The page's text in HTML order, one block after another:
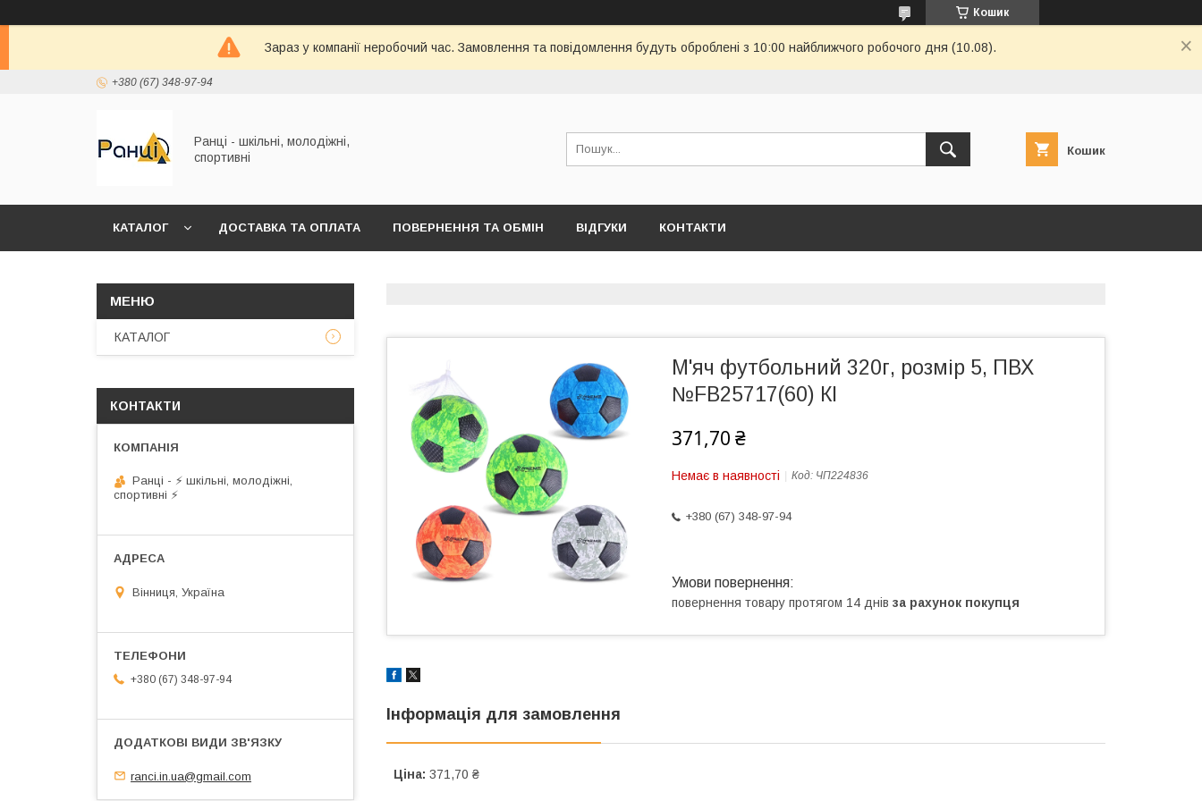
Кошик
Зараз у компанії неробочий час. Замовлення та повідомлення будуть оброблені з 10:00 найближчого робочого дня (10.08).
+380 (67) 348-97-94
Ранці - шкільні, молодіжні,
спортивні
Кошик
КАТАЛОГ ДОСТАВКА ТА ОПЛАТА ПОВЕРНЕННЯ ТА ОБМІН ВІДГУКИ КОНТАКТИ
М'яч футбольний 320г, розмір 5, ПВХ
№FB25717(60) КІ
371,70 ₴
Немає в наявності Код: ЧП224836
+380 (67) 348-97-94
повернення товару протягом 14 днів за рахунок покупця
Інформація для замовлення
Ціна: 371,70 ₴
КАТАЛОГ
КОНТАКТИ
Ранці - ⚡ шкільні, молодіжні,
спортивні ⚡
Вінниця, Україна
+380 (67) 348-97-94
ranci.in.ua@gmail.com